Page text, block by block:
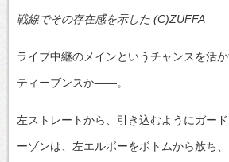
戦線でその存在感を示した (C)ZUFFA
ライブ中継のメインというチャンスを活
ティーブンスか――。
左ストレートから、引き込むようにガー
ーゾンは、左エルボーをボトムから放ち